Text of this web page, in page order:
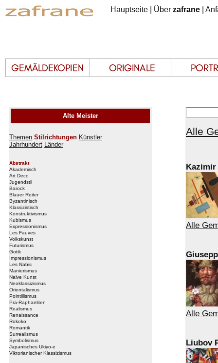
Hauptseite Über zafrane
Alte Meister
Themen Stilrichtungen Künstler
Jahrhundert Länder
Abstrakt
Akademisch
Art Deco
Jugendstil
Barock
Blauer Reiter
Byzantinisch
Klassizistisch
Konstruktivismus
Kubismus
Expressionismus
Les Fauves
Volkskunst
Futurismus
Gotik
Impressionismus
Les Nabis
Manierismus
Naive Kunst
Neoklassizismus
Orientalismus
Pointillismus
Prä-Raphaeliten
Realismus
Renaissance
Rokoko
Romantik
Surrealismus
Symbolismus
Japanisches Ukiyo-e
Viktorianischer Klassizismus
Alle
Kazimir
Alle
Alle
Liubov